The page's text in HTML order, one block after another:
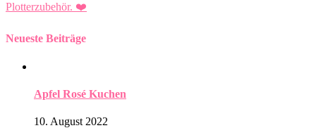
Plotterzubehör. ❤️
Neueste Beiträge
Apfel Rosé Kuchen
10. August 2022